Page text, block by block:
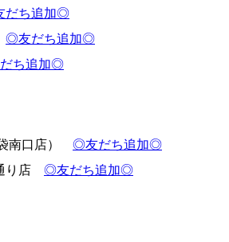
だち追加◎
◎友だち追加◎
ち追加◎
南口店） ◎友だち追加◎
り店 ◎友だち追加◎